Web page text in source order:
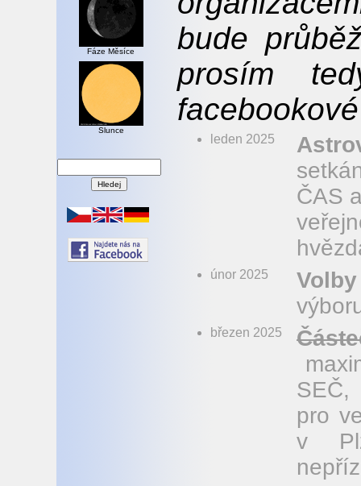
Fáze Měsíce
Slunce
bude
prosím
leden 2025
ČAS
únor 2025 Volby
březen 2025
SEČ,
pro
v